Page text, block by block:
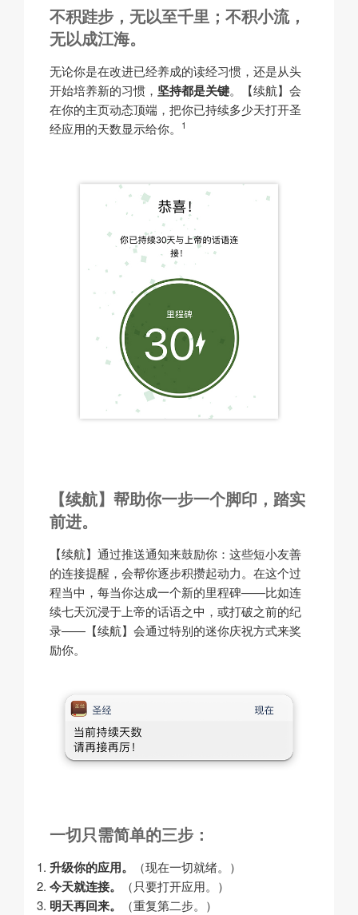
不积跬步，无以至千里；不积小流，
无以成江海。
无论你是在改进已经养成的读经习惯，还是从头
开始培养新的习惯， 坚持都是关键。【续航】会
在你的主页动态顶端，把你已持续多少天打开圣
经应用的天数显示给你。
1
【续航】帮助你一步一个脚印，踏实
前进。
【续航】通过推送通知来鼓励你：这些短小友善
的连接提醒，会帮你逐步积攒起动力。在这个过
程当中，每当你达成一个新的里程碑——比如连
续七天沉浸于上帝的话语之中，或打破之前的纪
录——【续航】会通过特别的迷你庆祝方式来奖
励你。
一切只需简单的三步：
升级你的应用。 （现在一切就绪。）
今天就连接。 （只要打开应用。）
明天再回来。 （重复第二步。）